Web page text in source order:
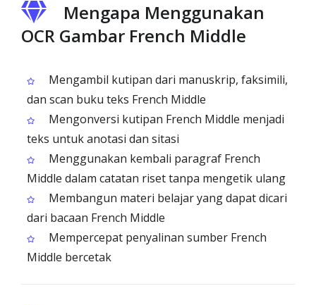
Mengapa Menggunakan
OCR Gambar French Middle
Mengambil kutipan dari manuskrip, faksimili,
dan scan buku teks French Middle
Mengonversi kutipan French Middle menjadi
teks untuk anotasi dan sitasi
Menggunakan kembali paragraf French
Middle dalam catatan riset tanpa mengetik ulang
Membangun materi belajar yang dapat dicari
dari bacaan French Middle
Mempercepat penyalinan sumber French
Middle bercetak